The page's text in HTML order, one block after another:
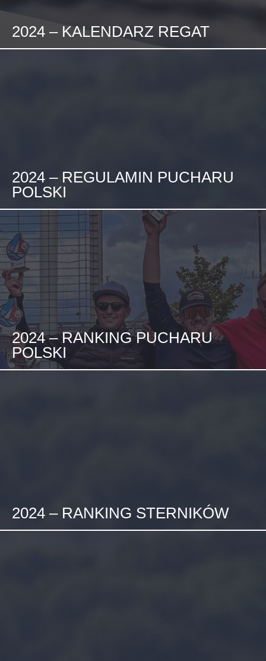
2024 – KALENDARZ REGAT
2024 – REGULAMIN PUCHARU
POLSKI
2024 – RANKING PUCHARU
POLSKI
2024 – RANKING STERNIKÓW